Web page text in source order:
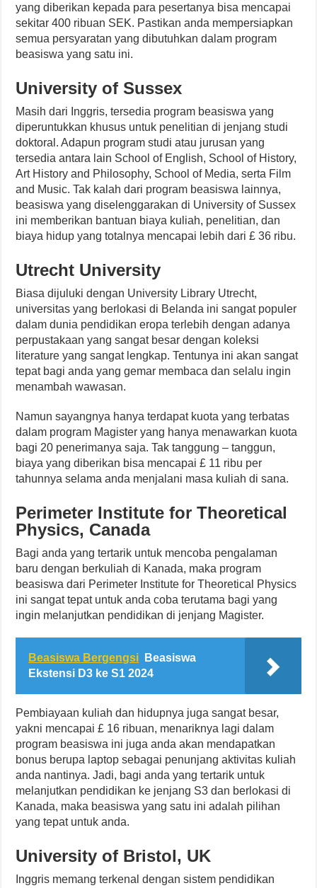
yang diberikan kepada para pesertanya bisa mencapai
sekitar 400 ribuan SEK. Pastikan anda mempersiapkan
semua persyaratan yang dibutuhkan dalam program
beasiswa yang satu ini.
University of Sussex
Masih dari Inggris, tersedia program beasiswa yang
diperuntukkan khusus untuk penelitian di jenjang studi
doktoral. Adapun program studi atau jurusan yang
tersedia antara lain School of English, School of History,
Art History and Philosophy, School of Media, serta Film
and Music. Tak kalah dari program beasiswa lainnya,
beasiswa yang diselenggarakan di University of Sussex
ini memberikan bantuan biaya kuliah, penelitian, dan
biaya hidup yang totalnya mencapai lebih dari £ 36 ribu.
Utrecht University
Biasa dijuluki dengan University Library Utrecht,
universitas yang berlokasi di Belanda ini sangat populer
dalam dunia pendidikan eropa terlebih dengan adanya
perpustakaan yang sangat besar dengan koleksi
literature yang sangat lengkap. Tentunya ini akan sangat
tepat bagi anda yang gemar membaca dan selalu ingin
menambah wawasan.
Namun sayangnya hanya terdapat kuota yang terbatas
dalam program Magister yang hanya menawarkan kuota
bagi 20 penerimanya saja. Tak tanggung – tanggun,
biaya yang diberikan bisa mencapai £ 11 ribu per
tahunnya selama anda menjalani masa kuliah di sana.
Perimeter Institute for Theoretical
Physics, Canada
Bagi anda yang tertarik untuk mencoba pengalaman
baru dengan berkuliah di Kanada, maka program
beasiswa dari Perimeter Institute for Theoretical Physics
ini sangat tepat untuk anda coba terutama bagi yang
ingin melanjutkan pendidikan di jenjang Magister.
Beasiswa Bergengsi
Beasiswa
Ekstensi D3 ke S1 2024
Pembiayaan kuliah dan hidupnya juga sangat besar,
yakni mencapai £ 16 ribuan, menariknya lagi dalam
program beasiswa ini juga anda akan mendapatkan
bonus berupa laptop sebagai penunjang aktivitas kuliah
anda nantinya. Jadi, bagi anda yang tertarik untuk
melanjutkan pendidikan ke jenjang S3 dan berlokasi di
Kanada, maka beasiswa yang satu ini adalah pilihan
yang tepat untuk anda.
University of Bristol, UK
Inggris memang terkenal dengan sistem pendidikan